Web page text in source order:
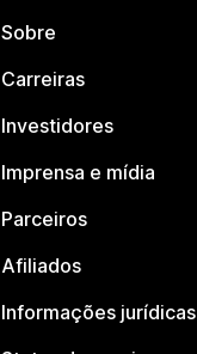
Sobre
Carreiras
Investidores
Imprensa e mídia
Parceiros
Afiliados
Informações jurídicas